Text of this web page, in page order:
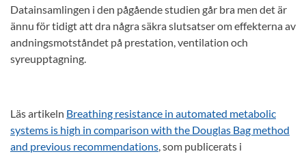
Datainsamlingen i den pågående studien går bra men det är
ännu för tidigt att dra några säkra slutsatser om effekterna av
andningsmotståndet på prestation, ventilation och
syreupptagning.
Läs artikeln Breathing resistance in automated metabolic
systems is high in comparison with the Douglas Bag method
and previous recommendations, som publicerats i